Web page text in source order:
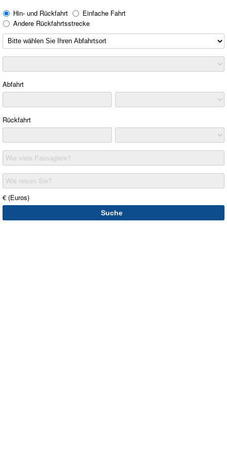
Hin- und Rückfahrt
Einfache Fahrt
Andere Rückfahrtsstrecke
Abfahrt
Rückfahrt
Wie viele Passagiere?
Wie reisen Sie?
€ (Euros)
Suche